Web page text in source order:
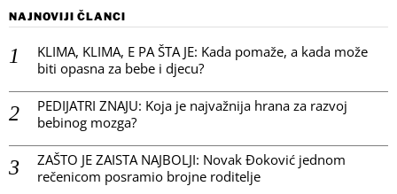
NAJNOVIJI ČLANCI
KLIMA, KLIMA, E PA ŠTA JE: Kada pomaže, a kada može
biti opasna za bebe i djecu?
PEDIJATRI ZNAJU: Koja je najvažnija hrana za razvoj
bebinog mozga?
ZAŠTO JE ZAISTA NAJBOLJI: Novak Đoković jednom
rečenicom posramio brojne roditelje